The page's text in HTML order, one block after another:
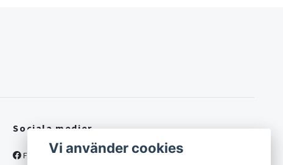
Sociala medier
FacebookVi använder cookies